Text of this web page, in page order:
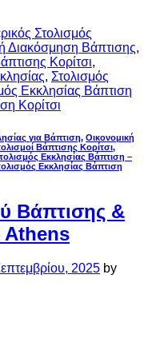
Στολισμός
Διακόσμηση Βάπτισης,
Κορίτσι,
, Στολισμός
Εκκλησίας Βάπτιση
Κορίτσι
για Βάπτιση, Οικονομική
Βάπτισης Κορίτσι,
Εκκλησίας Βάπτιση –
Εκκλησίας Βάπτιση
Βάπτισης &
Athens
2025 by